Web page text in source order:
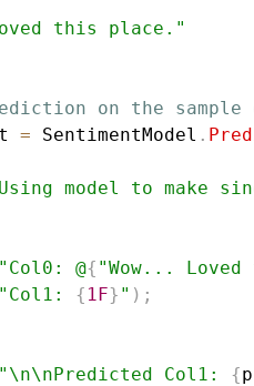
this place."
on the
= SentimentModel .
model to make
@{ "Wow...
{ 1F} " ) ;
Col1: {